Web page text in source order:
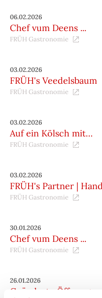
06.02.2026
Chef vum Deens ...
FRÜH Gastronomie
03.02.2026
FRÜH's Veedelsbaum
FRÜH Gastronomie
03.02.2026
Auf ein Kölsch mit…
FRÜH Gastronomie
03.02.2026
FRÜH's Partner |
FRÜH Gastronomie
30.01.2026
Chef vum Deens ...
FRÜH Gastronomie
26.01.2026
Geänderte